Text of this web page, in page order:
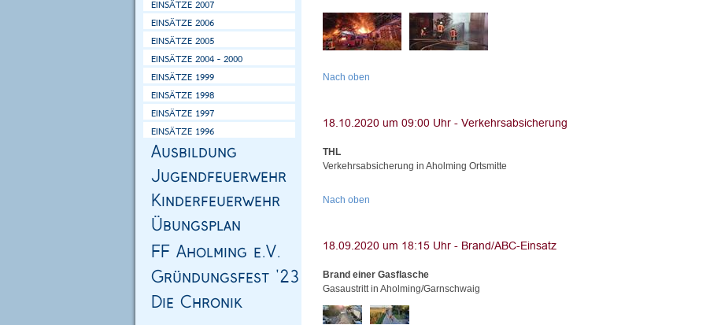
Nach oben
THL
Verkehrsabsicherung in Aholming Ortsmitte
Nach oben
Brand einer Gasflasche
Gasaustritt in Aholming/Garnschwaig